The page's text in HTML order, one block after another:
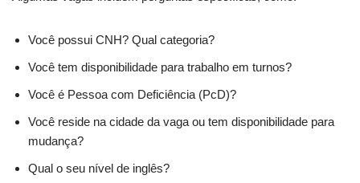
Você possui CNH? Qual categoria?
Você tem disponibilidade para trabalho em turnos?
Você é Pessoa com Deficiência (PcD)?
Você reside na cidade da vaga ou tem disponibilidade para
mudança?
Qual o seu nível de inglês?